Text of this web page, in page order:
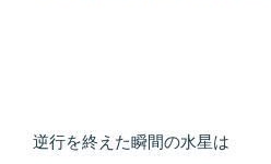
逆行を終えた瞬間の水星は